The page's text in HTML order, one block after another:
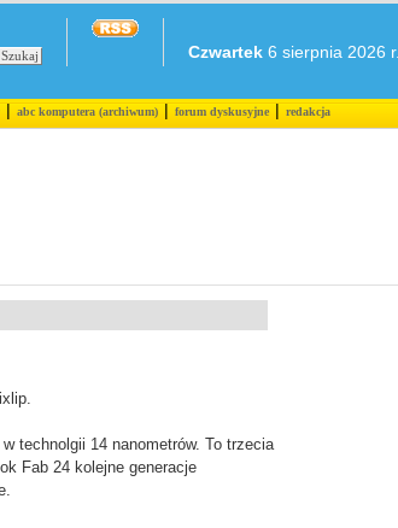
Czwartek 6 sierpnia 2026 r.
|abc komputera (archiwum)|forum dyskusyjne|redakcja
technolgii 14 nanometrów. To trzecia
Fab 24 kolejne generacje